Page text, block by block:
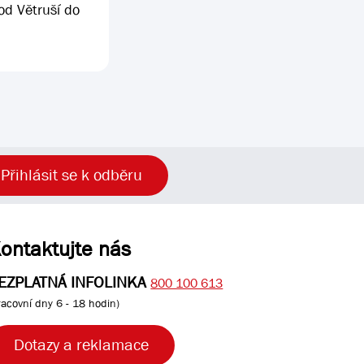
Větruší do
Přihlásit se k odběru
nás
INFOLINKA 800 100 613
dny 6 - 18 hodin)
Dotazy a reklamace